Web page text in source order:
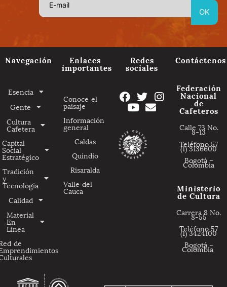
Navegación
Esencia
Gente
Cultura
Cafetera
Capital
Social
Estratégico
Tradición
y
Tecnologia
Calidad
Material
En
Linea
de
Enlaces
importantes
Conoce el
paisaje
Información
general
Caldas
Quindio
Risaralda
Valle del
Cauca
Redes
sociales
Contáctenos
Federación
Nacional
de
Cafeteros
Calle 73 No.
8-13
Teléfono 57
(1) 3136600
Bogotá –
Colombia
Ministerio
de Cultura
Carrera 8 No.
8-55
Teléfono 57
(1) 3424100
Bogotá –
Colombia